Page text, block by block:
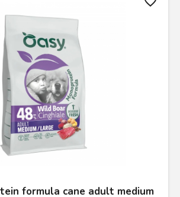
formula cane adult medium